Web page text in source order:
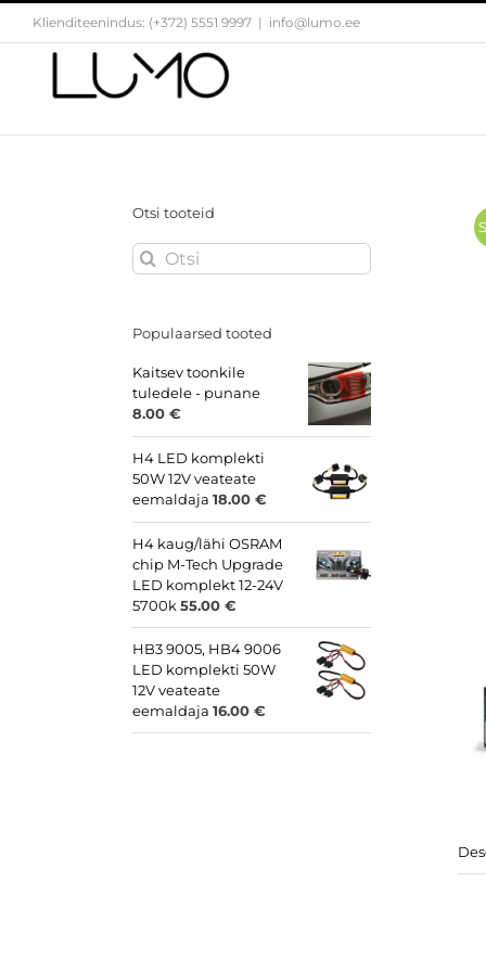
Skip
content
Klienditeenindus: (+372) 5551 9997 | info@lumo.ee
Otsi tooteid
Search
for:
Populaarsed tooted
Kaitsev toonkile
tuledele - punane
8.00 €
H4 LED komplekti
50W 12V veateate
eemaldaja 18.00 €
H4 kaug/lähi OSRAM
chip M-Tech Upgrade
LED komplekt 12-24V
5700k 55.00 €
HB3 9005, HB4 9006
LED komplekti 50W
12V veateate
eemaldaja 16.00 €